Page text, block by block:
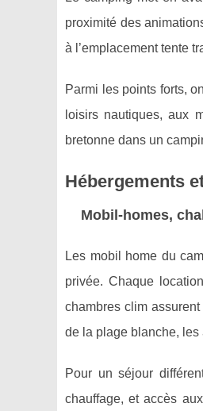
proximité des
à l’emplacement tente
Parmi les points forts,
loisirs nautiques, aux
bretonne dans un
Hébergements
Mobil-homes,
Les mobil home du
privée. Chaque
chambres clim
de la plage blanche,
Pour un séjour
chauffage, et accès